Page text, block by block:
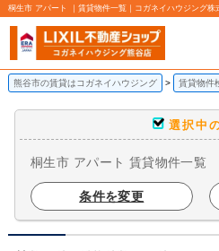
桐生市 アパート ｜賃貸物件一覧｜コガネイハウジング
熊谷市の賃貸はコガネイハウジング 賃貸物件
選択中
桐生市 アパート 賃貸物件一覧
条件を変更